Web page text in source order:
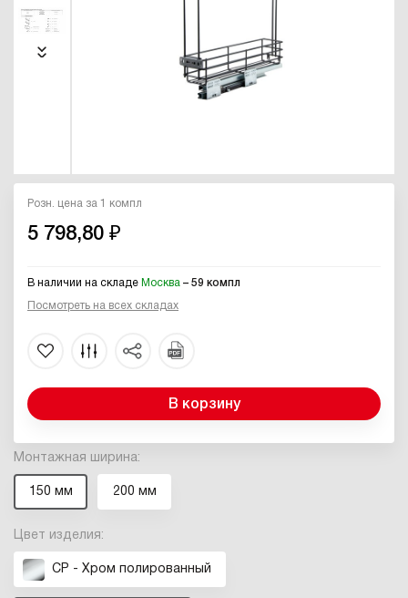
Монтажная ширина:
150 мм 200 мм
Цвет изделия:
CP - Хром полированный
Розн. цена за 1 компл
5 798,80 ₽
В наличии на складе Москва – 59 компл
Посмотреть на всех складах
В корзину